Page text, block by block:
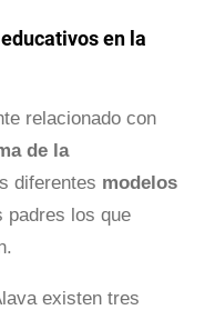
en la
relacionado con
de la
diferentes modelos
padres los que
existen tres